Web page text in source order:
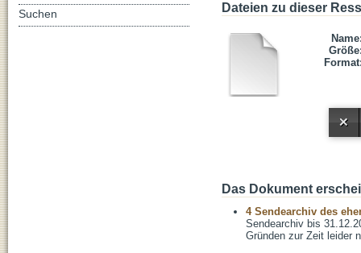
Dateien zu dieser
Das Dokument
4 Sendearchiv des
Sendearchiv bis
Gründen zur Zeit leider
Suchen